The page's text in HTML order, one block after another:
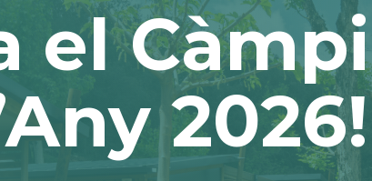
el